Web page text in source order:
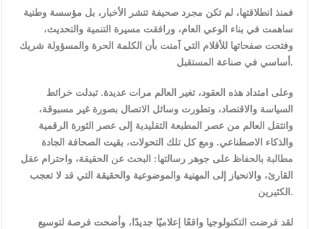
فمنذ انطلاقتها، لم تكن مجرد صحيفة تنشر الأخبار، بل مؤسسة وطنية
ساهمت في بناء الوعي العام، ورافقت مسيرة التنمية والتحديث،
وفتحت صفحاتها للأقلام التي آمنت بأن الكلمة الحرة والمسؤولة شريك
أساسي في صناعة المستقبل.
وعلى امتداد هذه العقود، تغير العالم مرات عديدة. تبدلت خرائط
السياسة والاقتصاد، وتطورت وسائل الاتصال بصورة غير مسبوقة،
وانتقل العالم من عصر المطبعة التقليدية إلى عصر الثورة الرقمية
والذكاء الاصطناعي. ومع كل تلك التحولات، بقيت الصحافة الجادة
مطالبة بالحفاظ على جوهر رسالتها: البحث عن الحقيقة، واحترام عقل
القارئ، والانحياز إلى المهنية والموضوعية والحقيقة التي قد لا تعجب
الكثيرين.
لقد فرضت التكنولوجيا واقعًا إعلاميًا جديدًا، وأضحت فرصة لتوسيع